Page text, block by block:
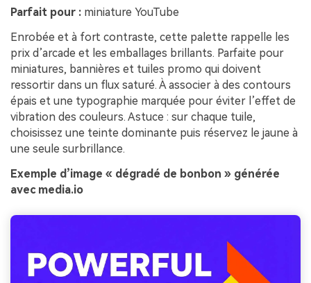
Parfait pour : miniature YouTube
Enrobée et à fort contraste, cette palette rappelle les
prix d’arcade et les emballages brillants. Parfaite pour
miniatures, bannières et tuiles promo qui doivent
ressortir dans un flux saturé. À associer à des contours
épais et une typographie marquée pour éviter l’effet de
vibration des couleurs. Astuce : sur chaque tuile,
choisissez une teinte dominante puis réservez le jaune à
une seule surbrillance.
Exemple d’image « dégradé de bonbon » générée
avec media.io